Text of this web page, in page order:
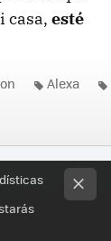
casa, esté
Alexa